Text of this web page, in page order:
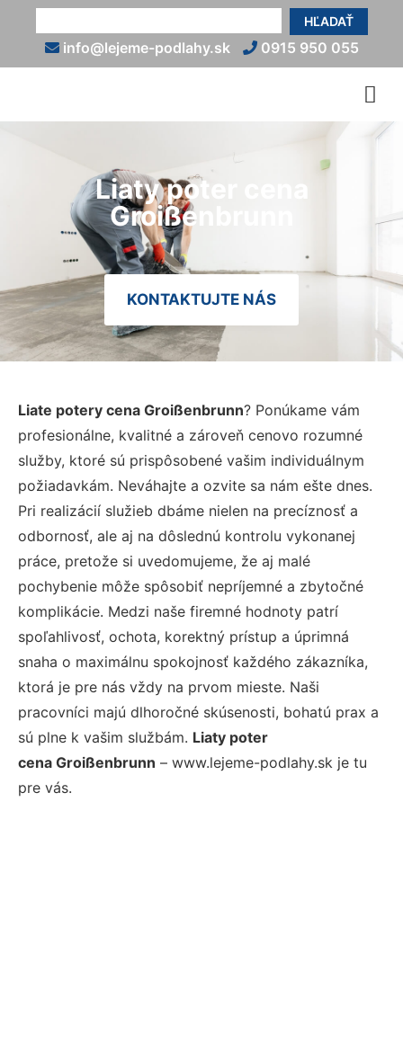
HĽADAŤ
info@lejeme-podlahy.sk 0915 950 055
Liaty poter cena
Groißenbrunn
KONTAKTUJTE NÁS
Liate potery cena Groißenbrunn? Ponúkame vám
profesionálne, kvalitné a zároveň cenovo rozumné
služby, ktoré sú prispôsobené vašim individuálnym
požiadavkám. Neváhajte a ozvite sa nám ešte dnes.
Pri realizácií služieb dbáme nielen na precíznosť a
odbornosť, ale aj na dôslednú kontrolu vykonanej
práce, pretože si uvedomujeme, že aj malé
pochybenie môže spôsobiť nepríjemné a zbytočné
komplikácie. Medzi naše firemné hodnoty patrí
spoľahlivosť, ochota, korektný prístup a úprimná
snaha o maximálnu spokojnosť každého zákazníka,
ktorá je pre nás vždy na prvom mieste. Naši
pracovníci majú dlhoročné skúsenosti, bohatú prax a
sú plne k vašim službám. Liaty poter
cena Groißenbrunn – www.lejeme-podlahy.sk je tu
pre vás.